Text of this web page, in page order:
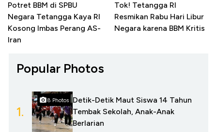
Potret BBM di SPBU
Negara Tetangga Kaya RI
Kosong Imbas Perang AS-
Iran
Tok! Tetangga RI
Resmikan Rabu Hari Libur
Negara karena BBM Kritis
Popular Photos
1.
8 Photos
Detik-Detik Maut Siswa 14 Tahun
Tembak Sekolah, Anak-Anak
Berlarian